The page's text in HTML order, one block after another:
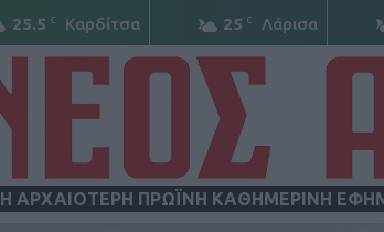
25.5 C Καρδίτσα 25 C Λάρισα
Η ΑΡΧΑΙΟΤΕΡΗ ΠΡΩΪΝΗ ΚΑΘΗΜΕΡΙΝΗ